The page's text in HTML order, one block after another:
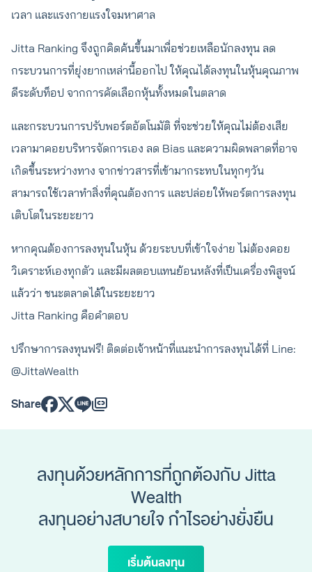
เวลา และแรงกายแรงใจมหาศาล
Jitta Ranking จึงถูกคิดค้นขึ้นมาเพื่อช่วยเหลือนักลงทุน ลด
กระบวนการที่ยุ่งยากเหล่านี้ออกไป ให้คุณได้ลงทุนในหุ้นคุณภาพ
ดีระดับท็อป จากการคัดเลือกหุ้นทั้งหมดในตลาด
และกระบวนการปรับพอร์ตอัตโนมัติ ที่จะช่วยให้คุณไม่ต้องเสีย
เวลามาคอยบริหารจัดการเอง ลด Bias และความผิดพลาดที่อาจ
เกิดขึ้นระหว่างทาง จากข่าวสารที่เข้ามากระทบในทุกๆวัน
สามารถใช้เวลาทำสิ่งที่คุณต้องการ และปล่อยให้พอร์ตการลงทุน
เติบโตในระยะยาว
หากคุณต้องการลงทุนในหุ้น ด้วยระบบที่เข้าใจง่าย ไม่ต้องคอย
วิเคราะห์เองทุกตัว และมีผลตอบแทนย้อนหลังที่เป็นเครื่องพิสูจน์
แล้วว่า ชนะตลาดได้ในระยะยาว
Jitta Ranking คือคำตอบ
ปรึกษาการลงทุนฟรี! ติดต่อเจ้าหน้าที่แนะนำการลงทุนได้ที่ Line:
@JittaWealth
Share
ลงทุนด้วยหลักการที่ถูกต้องกับ Jitta
Wealth
ลงทุนอย่างสบายใจ กำไรอย่างยั่งยืน
เริ่มต้นลงทุน